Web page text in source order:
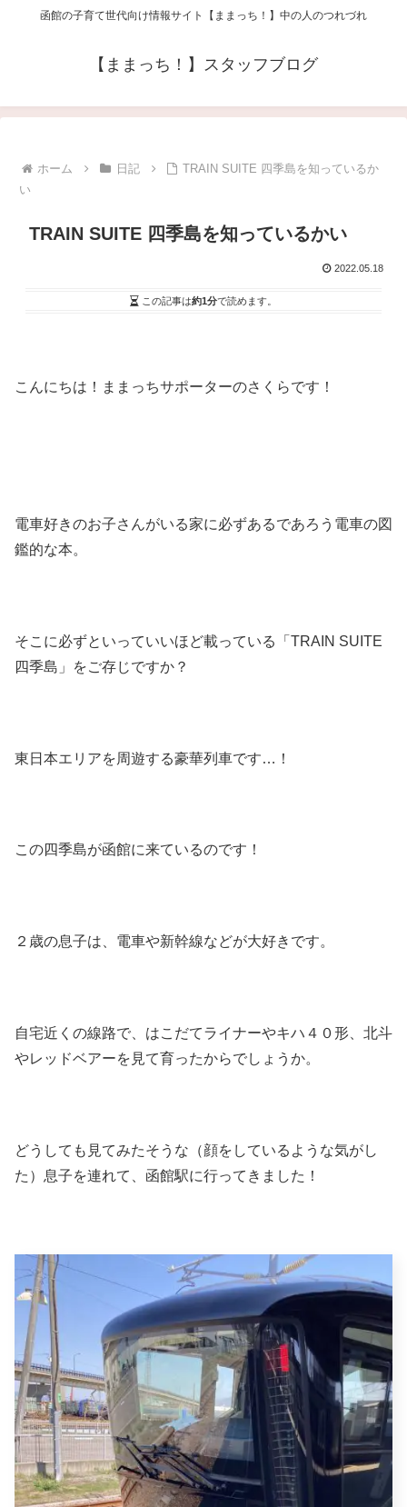
函館の子育て世代向け情報サイト【ままっち！】中の人のつれづれ
【ままっち！】スタッフブログ
ホーム 日記
TRAIN SUITE 四季島を知っているか
い
TRAIN SUITE 四季島を知っているかい
2022.05.18
この記事は約1分で読めます。
こんにちは！ままっちサポーターのさくらです！
電車好きのお子さんがいる家に必ずあるであろう電車の図
鑑的な本。
そこに必ずといっていいほど載っている「TRAIN SUITE
四季島」をご存じですか？
東日本エリアを周遊する豪華列車です…！
この四季島が函館に来ているのです！
２歳の息子は、電車や新幹線などが大好きです。
自宅近くの線路で、はこだてライナーやキハ４０形、北斗
やレッドベアーを見て育ったからでしょうか。
どうしても見てみたそうな（顔をしているような気がし
た）息子を連れて、函館駅に行ってきました！